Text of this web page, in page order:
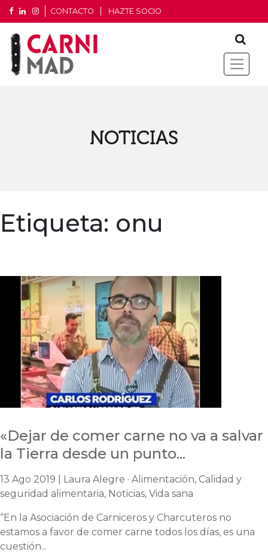
CONTACTO HAZTE SOCIO
NOTICIAS
Etiqueta: onu
«Dejar de comer carne no va a salvar
la Tierra desde un punto...
13 Ago 2019 | Laura Alegre · Alimentación, Calidad y
seguridad alimentaria, Noticias, Vida sana
“En la Asociación de Carniceros y Charcuteros no
estamos a favor de comer carne todos los días, es una
cuestión...